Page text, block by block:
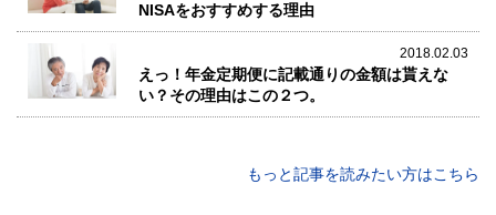
NISAをおすすめする理由
2018.02.03
えっ！年金定期便に記載通りの金額は貰えな
い？その理由はこの２つ。
もっと記事を読みたい方はこちら